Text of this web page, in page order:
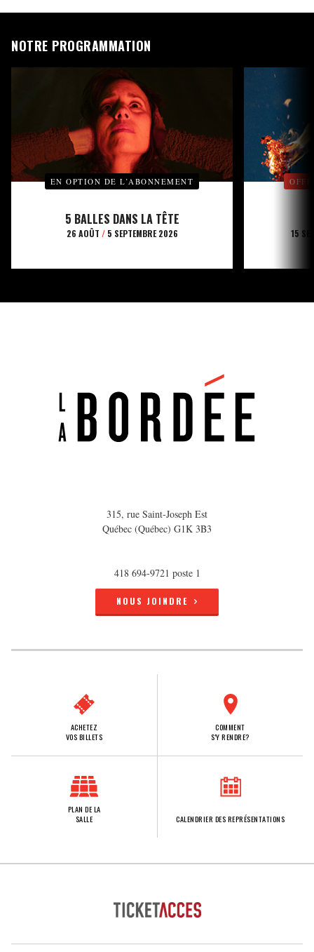
NOTRE PROGRAMMATION
EN OPTION DE L’ABONNEMENT
5 BALLES DANS LA TÊTE
26 AOÛT /5 SEPTEMBRE 2026 15
315, rue Saint-Joseph Est
Québec (Québec) G1K 3B3
418 694-9721 poste 1
NOUS JOINDRE
ACHETEZ
VOS BILLETS
COMMENT
S'Y RENDRE?
PLAN DE LA
SALLE
CALENDRIER DES REPRÉSENTATIONS